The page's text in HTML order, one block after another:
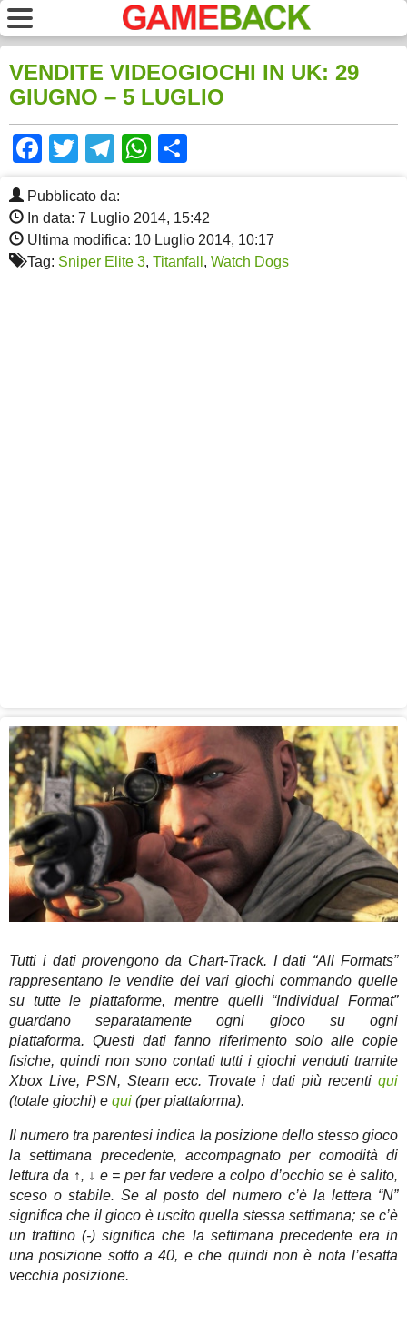
VENDITE VIDEOGIOCHI IN UK: 29
GIUGNO – 5 LUGLIO
Facebook
TwitterTelegram
WhatsApp
Pubblicato da:
In data: 7 Luglio 2014, 15:42
Ultima modifica: 10 Luglio 2014, 10:17
Tag: Sniper Elite 3, Titanfall , Watch Dogs
Tutti i dati provengono da Chart-Track. I dati “All Formats”
rappresentano le vendite dei vari giochi commando quelle
su tutte le piattaforme, mentre quelli “Individual Format”
guardano separatamente ogni gioco su ogni
piattaforma. Questi dati fanno riferimento solo alle copie
fisiche, quindi non sono contati tutti i giochi venduti tramite
Xbox Live, PSN, Steam ecc. Trovate i dati più recenti qui
(totale giochi) e qui (per piattaforma).
Il numero tra parentesi indica la posizione dello stesso gioco
la settimana precedente, accompagnato per comodità di
lettura da ↑, ↓ e = per far vedere a colpo d’occhio se è salito,
sceso o stabile. Se al posto del numero c’è la lettera “N”
significa che il gioco è uscito quella stessa settimana; se c’è
un trattino (-) significa che la settimana precedente era in
una posizione sotto a 40, e che quindi non è nota l’esatta
vecchia posizione.